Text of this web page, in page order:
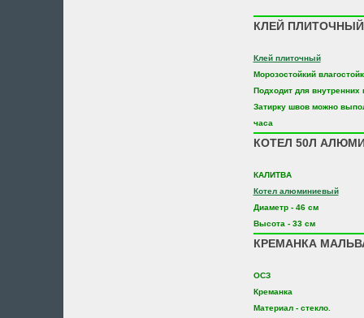
КЛЕЙ
Клей плиточный
Морозостойкий
Подходит для
Затирку швов можно
часа
КОТЕЛ 50Л
КАЛИТВА
Котел алюминиевый
Диаметр - 46 см
Высота - 33 см
КРЕМАНКА
ОСЗ
Креманка
Материал - стекло.